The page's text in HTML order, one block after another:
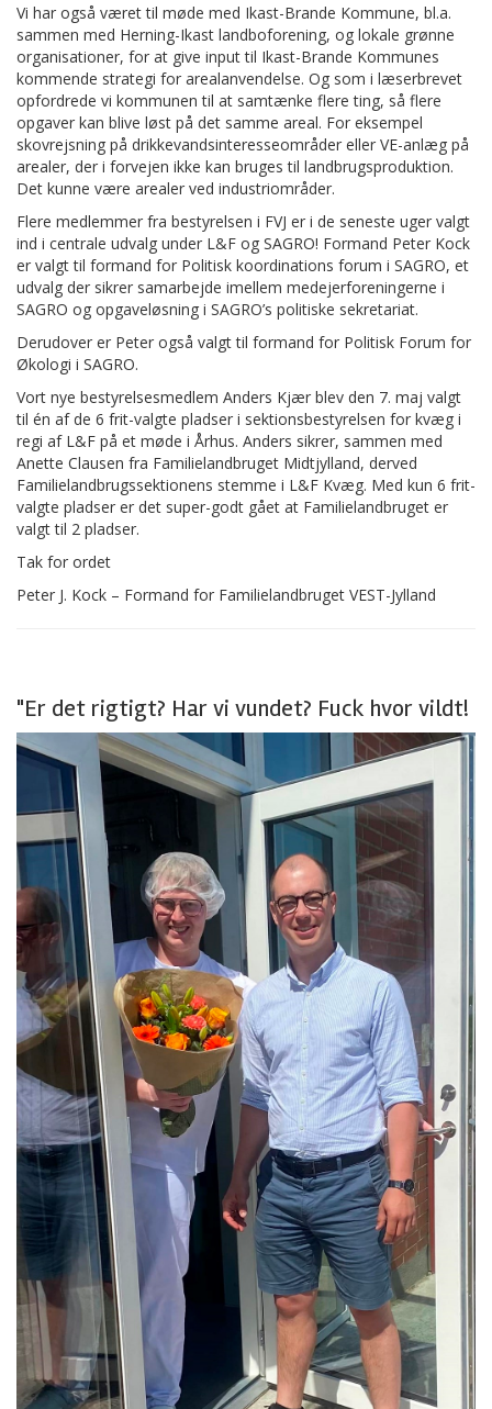
Vi har også været til møde med Ikast-Brande Kommune, bl.a.
sammen med Herning-Ikast landboforening, og lokale grønne
organisationer, for at give input til Ikast-Brande Kommunes
kommende strategi for arealanvendelse. Og som i læserbrevet
opfordrede vi kommunen til at samtænke flere ting, så flere
opgaver kan blive løst på det samme areal. For eksempel
skovrejsning på drikkevandsinteresseområder eller VE-anlæg på
arealer, der i forvejen ikke kan bruges til landbrugsproduktion.
Det kunne være arealer ved industriområder.
Flere medlemmer fra bestyrelsen i FVJ er i de seneste uger valgt
ind i centrale udvalg under L&F og SAGRO! Formand Peter Kock
er valgt til formand for Politisk koordinations forum i SAGRO, et
udvalg der sikrer samarbejde imellem medejerforeningerne i
SAGRO og opgaveløsning i SAGRO’s politiske sekretariat.
Derudover er Peter også valgt til formand for Politisk Forum for
Økologi i SAGRO.
Vort nye bestyrelsesmedlem Anders Kjær blev den 7. maj valgt
til én af de 6 frit-valgte pladser i sektionsbestyrelsen for kvæg i
regi af L&F på et møde i Århus. Anders sikrer, sammen med
Anette Clausen fra Familielandbruget Midtjylland, derved
Familielandbrugssektionens stemme i L&F Kvæg. Med kun 6 frit-
valgte pladser er det super-godt gået at Familielandbruget er
valgt til 2 pladser.
Tak for ordet
Peter J. Kock – Formand for Familielandbruget VEST-Jylland
"Er det rigtigt? Har vi vundet? Fuck hvor vildt!